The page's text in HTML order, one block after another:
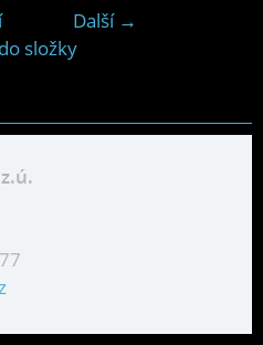
Další →
složky